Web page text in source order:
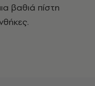
βαθιά πίστη